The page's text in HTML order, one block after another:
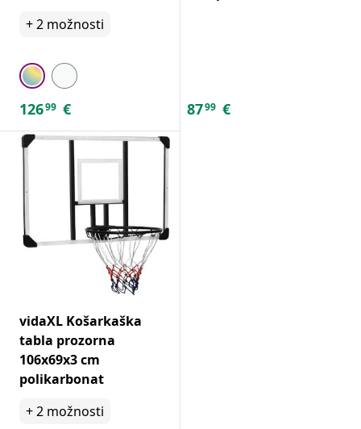
+2 možnosti
12699 € 8799 €
vidaXL Košarkaška
tabla prozorna
106x69x3 cm
polikarbonat
+2 možnosti